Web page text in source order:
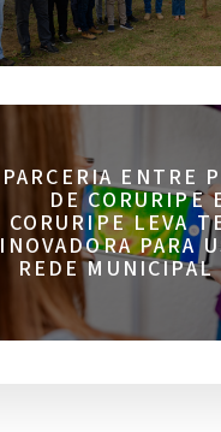
PARCERIA ENTRE
DE CORURIPE
CORURIPE LEVA
INOVADORA PARA
REDE